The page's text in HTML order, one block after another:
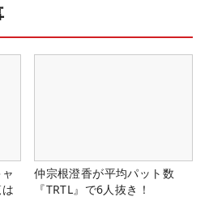
仲宗根澄香が平均パット数
『TRTL』で6人抜き！